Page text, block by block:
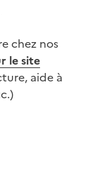
chez nos
le site
aide à